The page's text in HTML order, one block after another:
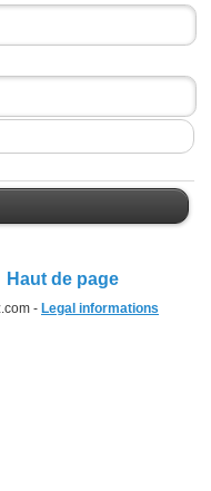
Haut de page
- Legal informations